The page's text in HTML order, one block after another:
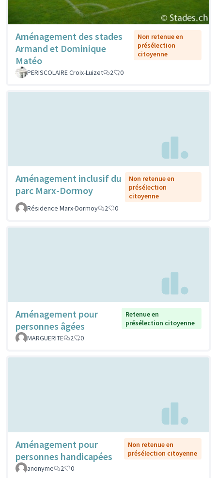
Aménagement des stades
Armand et Dominique
Matéo
Non retenue en
présélection
citoyenne
PERISCOLAIRE Croix-Luizet 2 0
Aménagement inclusif du
parc Marx-Dormoy
Non retenue en
présélection
citoyenne
Résidence Marx-Dormoy
2 0
Aménagement pour
personnes âgées
Retenue en
présélection citoyenne
MARGUERITE
2 0
Aménagement pour
personnes handicapées
Non retenue en
présélection citoyenne
anonyme
2 0